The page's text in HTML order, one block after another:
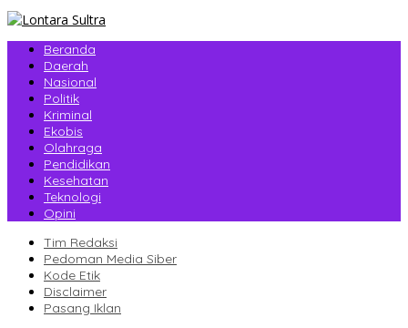
Beranda
Daerah
Nasional
Politik
Kriminal
Ekobis
Olahraga
Pendidikan
Kesehatan
Teknologi
Opini
Tim Redaksi
Pedoman Media Siber
Kode Etik
Disclaimer
Pasang Iklan